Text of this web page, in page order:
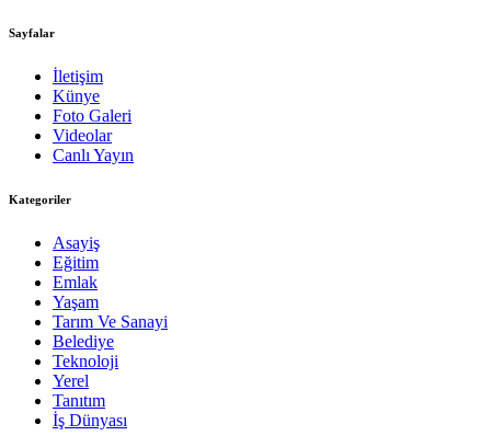
Sayfalar
İletişim
Künye
Foto Galeri
Videolar
Canlı Yayın
Kategoriler
Asayiş
Eğitim
Emlak
Yaşam
Tarım Ve Sanayi
Belediye
Teknoloji
Yerel
Tanıtım
İş Dünyası